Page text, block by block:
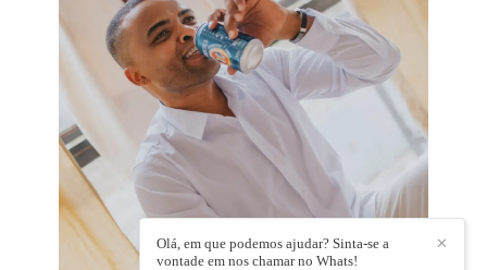
✕
Olá, em que podemos ajudar? Sinta-se a
vontade em nos chamar no Whats!